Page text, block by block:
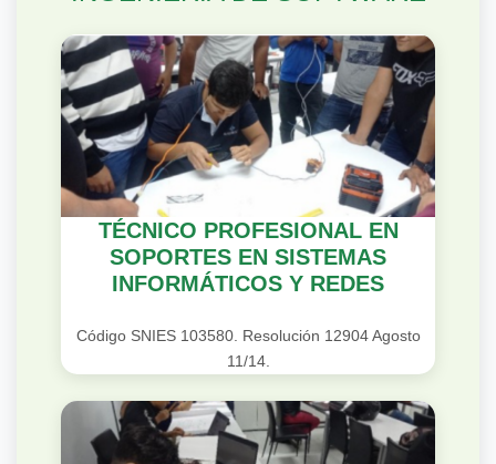
TÉCNICO PROFESIONAL EN
SOPORTES EN SISTEMAS
INFORMÁTICOS Y REDES
Código SNIES 103580. Resolución 12904 Agosto
11/14.